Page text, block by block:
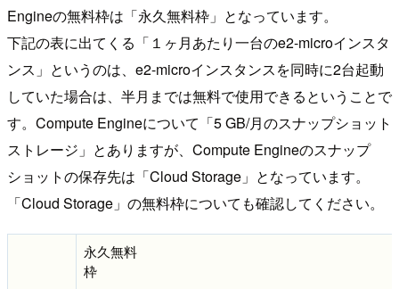
Engineの無料枠は「永久無料枠」となっています。
下記の表に出てくる 「１ヶ月あたり一台のe2-microインスタ
ンス」というのは、e2-microインスタンスを同時に2台起動
していた場合は、半月までは無料で使用できるということで
す。Compute Engineについて「5 GB/月のスナップショット
ストレージ」とありますが、Compute Engineのスナップ
ショットの保存先は「Cloud Storage」となっています。
「Cloud Storage」の無料枠についても確認してください。
永久無料